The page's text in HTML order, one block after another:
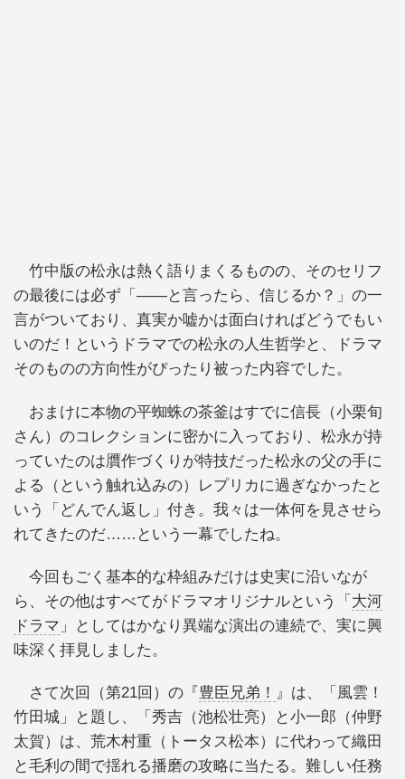
竹中版の松永は熱く語りまくるものの、そのセリフ
の最後には必ず「――と言ったら、信じるか？」の一
言がついており、真実か嘘かは面白ければどうでもい
いのだ！というドラマでの松永の人生哲学と、ドラマ
そのものの方向性がぴったり被った内容でした。
おまけに本物の平蜘蛛の茶釜はすでに信長（小栗旬
さん）のコレクションに密かに入っており、松永が持
っていたのは贋作づくりが特技だった松永の父の手に
よる（という触れ込みの）レプリカに過ぎなかったと
いう「どんでん返し」付き。我々は一体何を見させら
れてきたのだ……という一幕でしたね。
今回もごく基本的な枠組みだけは史実に沿いなが
ら、その他はすべてがドラマオリジナルという「 大河
ドラマ 」としてはかなり異端な演出の連続で、実に興
味深く拝見しました。
さて次回（第21回）の『 豊臣兄弟！ 』は、「風雲！
竹田城」と題し、「秀吉（池松壮亮）と小一郎（仲野
太賀）は、荒木村重（トータス松本）に代わって織田
と毛利の間で揺れる播磨の攻略に当たる。難しい任務